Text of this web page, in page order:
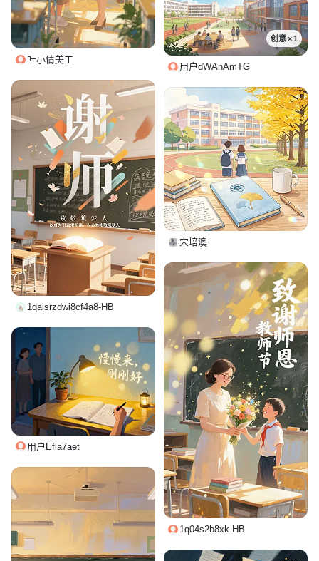
叶小倩美工
创意 × 1
用户dWAnAmTG
1qalsrzdwi8cf4a8-HB
宋培澳
1q04s2b8xk-HB
用户Efla7aet